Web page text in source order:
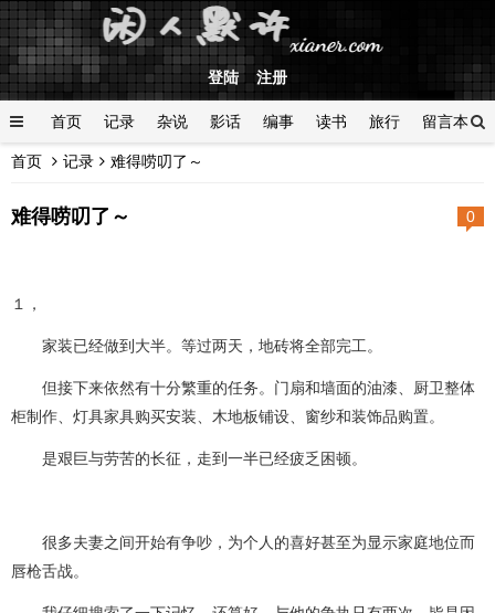
登陆 注册
首页 记录 杂说 影话 编事 读书 旅行 留言本
登陆
首页 记录 难得唠叨了～
0
难得唠叨了～
１，
家装已经做到大半。等过两天，地砖将全部完工。
但接下来依然有十分繁重的任务。门扇和墙面的油漆、厨卫整体
柜制作、灯具家具购买安装、木地板铺设、窗纱和装饰品购置。
是艰巨与劳苦的长征，走到一半已经疲乏困顿。
很多夫妻之间开始有争吵，为个人的喜好甚至为显示家庭地位而
唇枪舌战。